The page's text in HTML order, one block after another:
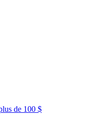
de 100 $